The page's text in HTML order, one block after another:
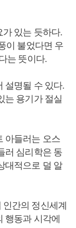
있는 듯하다.
이 불었다면 우
는 뜻이다.
설명될 수 있다.
는 용기가 절실
아들러는 오스
러 심리학은 동
대적으로 덜 알
간의 정신세계
행동과 시각에